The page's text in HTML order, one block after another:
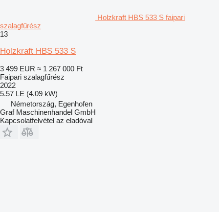
Holzkraft HBS 533 S faipari
szalagfűrész
13
Holzkraft HBS 533 S
3 499 EUR ≈ 1 267 000 Ft
Faipari szalagfűrész
2022
5.57 LE (4.09 kW)
Németország, Egenhofen
Graf Maschinenhandel GmbH
Kapcsolatfelvétel az eladóval